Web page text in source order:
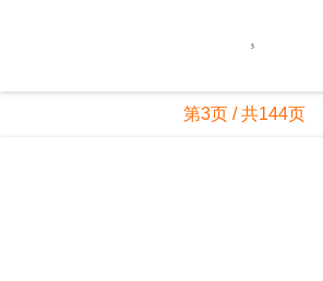
第3页 / 共144页